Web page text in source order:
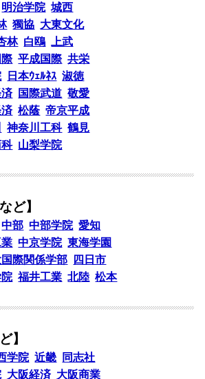
明治学院 城西
獨協 大東文化
林 白鴎
上武
平成国際 共栄
日本ｳｪﾙﾈｽ 淑徳
国際武道 敬愛
松蔭 帝京平成
神奈川工科 鶴見
山梨学院
ど】
中部 中部学院 愛知
中京学院 東海学園
国際関係学部
四日市
福井工業 北陸 松本
】
学院 近畿
同志社
大阪経済 大阪商業